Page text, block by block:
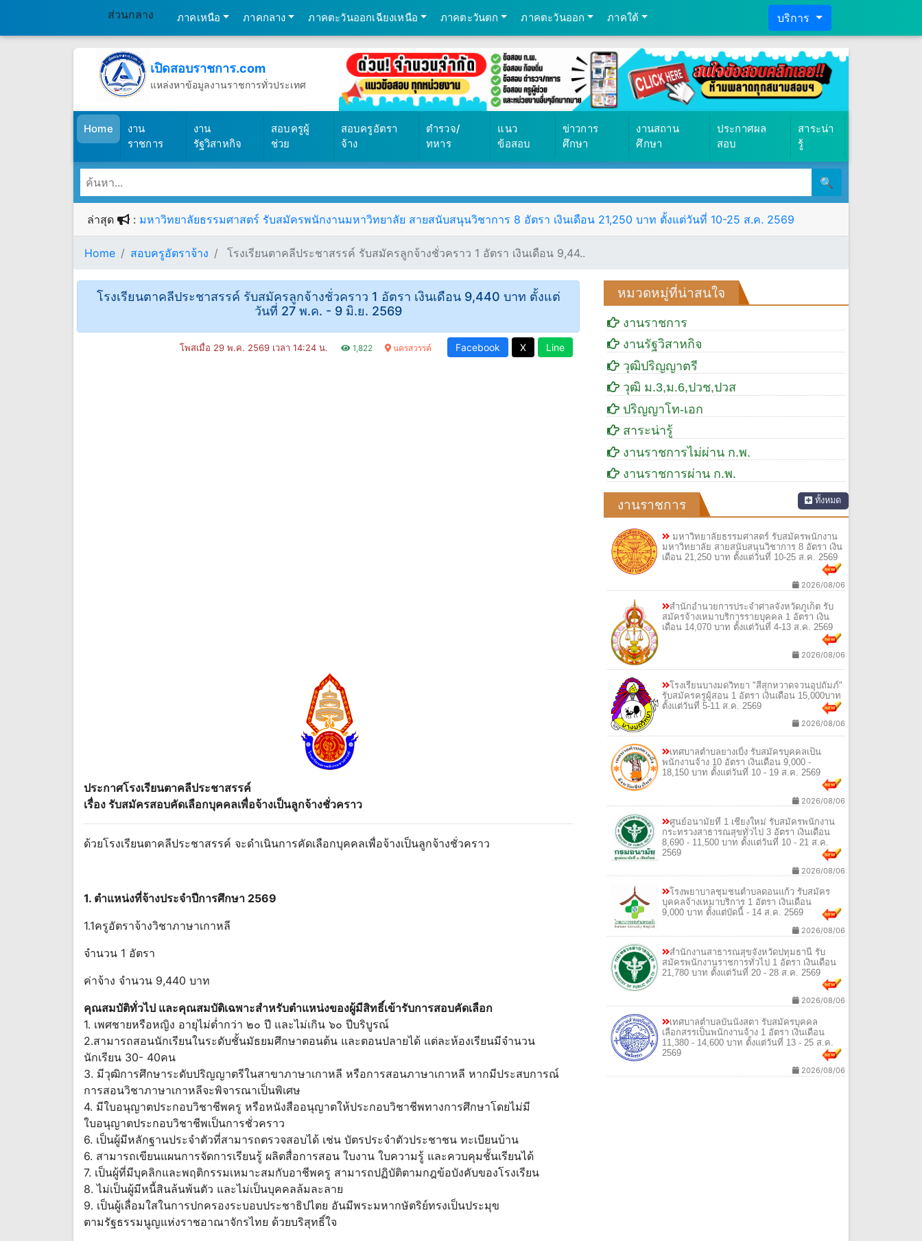
ส่วนกลาง ภาคเหนือ ภาคกลาง ภาคตะวันออกเฉียงเหนือ ภาคตะวันตก ภาคตะวันออก ภาคใต้ บริการ
เปิดสอบราชการ.com
แหล่งหาข้อมูลงานราชการทั่วประเทศ
Home(เปิดสอบราชการ)
งาน
ราชการ
งาน
รัฐวิสาหกิจ
สอบครูผู้
ช่วย
สอบครูอัตรา
จ้าง
ตำรวจ/
ทหาร
แนว
ข้อสอบ
ข่าวการ
ศึกษา
งานสถาน
ศึกษา
ประกาศผล
สอบ
สาระน่า
รู้
🔍
ล่าสุด : มหาวิทยาลัยธรรมศาสตร์ รับสมัครพนักงานมหาวิทยาลัย สายสนับสนุนวิชาการ 8 อัตรา เงินเดือน 21,250 บาท ตั้งแต่วันที่ 10-25 ส.ค. 2569
Home สอบครูอัตราจ้าง โรงเรียนตาคลีประชาสรรค์ รับสมัครลูกจ้างชั่วคราว 1 อัตรา เงินเดือน 9,44..
โรงเรียนตาคลีประชาสรรค์ รับสมัครลูกจ้างชั่วคราว 1 อัตรา เงินเดือน 9,440 บาท ตั้งแต่
วันที่ 27 พ.ค. - 9 มิ.ย. 2569
โพสเมื่อ 29 พ.ค. 2569 เวลา 14:24 น. 1,822 นครสวรรค์ Facebook X Line
ประกาศโรงเรียนตาคลีประชาสรรค์
เรื่อง รับสมัครสอบคัดเลือกบุคคลเพื่อจ้างเป็นลูกจ้างชั่วคราว
ด้วยโรงเรียนตาคลีประชาสรรค์ จะดำเนินการคัดเลือกบุคคลเพื่อจ้างเป็นลูกจ้างชั่วคราว
1. ตำแหน่งที่จ้างประจำปีการศึกษา 2569
1.1ครูอัตราจ้างวิชาภาษาเกาหลี
จำนวน 1 อัตรา
ค่าจ้าง จำนวน 9,440 บาท
คุณสมบัติทั่วไป และคุณสมบัติเฉพาะสำหรับตำแหน่งของผู้มีสิทธิ์เข้ารับการสอบคัดเลือก
1. เพศชายหรือหญิง อายุไม่ต่ำกว่า ๒๐ ปี และไม่เกิน ๖๐ ปีบริบูรณ์
2.สามารถสอนนักเรียนในระดับชั้นมัธยมศึกษาตอนต้น และตอนปลายได้ แต่ละห้องเรียนมีจำนวน
นักเรียน 30- 40คน
3. มีวุฒิการศึกษาระดับปริญญาตรีในสาขาภาษาเกาหลี หรือการสอนภาษาเกาหลี หากมีประสบการณ์
การสอนวิชาภาษาเกาหลีจะพิจารณาเป็นพิเศษ
4. มีใบอนุญาตประกอบวิชาชีพครู หรือหนังสืออนุญาตให้ประกอบวิชาชีพทางการศึกษาโดยไม่มี
ใบอนุญาตประกอบวิชาชีพเป็นการชั่วคราว
6. เป็นผู้มีหลักฐานประจำตัวที่สามารถตรวจสอบได้ เช่น บัตรประจำตัวประชาชน ทะเบียนบ้าน
6. สามารถเขียนแผนการจัดการเรียนรู้ ผลิตสื่อการสอน ใบงาน ใบความรู้ และควบคุมชั้นเรียนได้
7. เป็นผู้ที่มีบุคลิกและพฤติกรรมเหมาะสมกับอาชีพครู สามารถปฏิบัติตามกฎข้อบังคับของโรงเรียน
8. ไม่เป็นผู้มีหนี้สินล้นพ้นตัว และไม่เป็นบุคคลล้มละลาย
9. เป็นผู้เลื่อมใสในการปกครองระบอบประชาธิปไตย อันมีพระมหากษัตริย์ทรงเป็นประมุข
ตามรัฐธรรมนูญแห่งราชอาณาจักรไทย ด้วยบริสุทธิ์ใจ
หมวดหมู่ที่น่าสนใจ
งานราชการ
งานรัฐวิสาหกิจ
วุฒิปริญญาตรี
วุฒิ ม.3,ม.6,ปวช,ปวส
ปริญญาโท-เอก
สาระน่ารู้
งานราชการไม่ผ่าน ก.พ.
งานราชการผ่าน ก.พ.
งานราชการ ทั้งหมด
มหาวิทยาลัยธรรมศาสตร์ รับสมัครพนักงาน
มหาวิทยาลัย สายสนับสนุนวิชาการ 8 อัตรา เงิน
เดือน 21,250 บาท ตั้งแต่วันที่ 10-25 ส.ค. 2569
2026/08/06
สำนักอำนวยการประจำศาลจังหวัดภูเก็ต รับ
สมัครจ้างเหมาบริการรายบุคคล 1 อัตรา เงิน
เดือน 14,070 บาท ตั้งแต่วันที่ 4-13 ส.ค. 2569
2026/08/06
โรงเรียนบางมดวิทยา "สีสุกหวาดจวนอุปถัมภ์"
รับสมัครครูผู้สอน 1 อัตรา เงินเดือน 15,000บาท
ตั้งแต่วันที่ 5-11 ส.ค. 2569
2026/08/06
เทศบาลตำบลยางเบิ้ง รับสมัครบุคคลเป็น
พนักงานจ้าง 10 อัตรา เงินเดือน 9,000 -
18,150 บาท ตั้งแต่วันที่ 10 - 19 ส.ค. 2569
2026/08/06
ศูนย์อนามัยที่ 1 เชียงใหม่ รับสมัครพนักงาน
กระทรวงสาธารณสุขทั่วไป 3 อัตรา เงินเดือน
8,690 - 11,500 บาท ตั้งแต่วันที่ 10 - 21 ส.ค.
2569
2026/08/06
โรงพยาบาลชุมชนตำบลดอนแก้ว รับสมัคร
บุคคลจ้างเหมาบริการ 1 อัตรา เงินเดือน
9,000 บาท ตั้งแต่บัดนี้ - 14 ส.ค. 2569
2026/08/06
สํานักงานสาธารณสุขจังหวัดปทุมธานี รับ
สมัครพนักงานราชการทั่วไป 1 อัตรา เงินเดือน
21,780 บาท ตั้งแต่วันที่ 20 - 28 ส.ค. 2569
2026/08/06
เทศบาลตําบลบันนังสตา รับสมัครบุคคล
เลือกสรรเป็นพนักงานจ้าง 1 อัตรา เงินเดือน
11,380 - 14,600 บาท ตั้งแต่วันที่ 13 - 25 ส.ค.
2569
2026/08/06